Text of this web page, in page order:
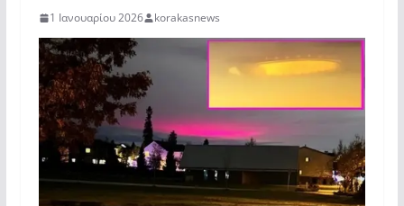
1 Ιανουαρίου 2026 korakasnews